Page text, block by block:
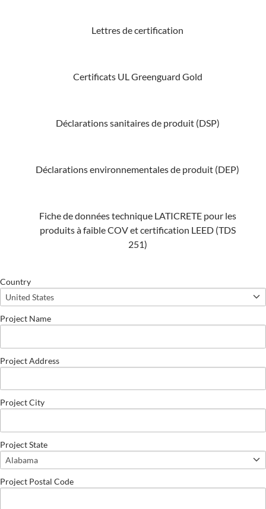
Lettres de certification
Certificats UL Greenguard Gold
Déclarations sanitaires de produit (DSP)
Déclarations environnementales de produit (DEP)
Fiche de données technique LATICRETE pour les
produits à faible COV et certification LEED (TDS
251)
Country
Project Name
Project Address
Project City
Project State
Project Postal Code